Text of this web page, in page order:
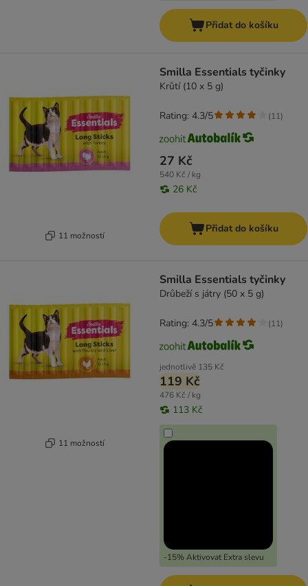
Přidat do košíku
11 možností
Smilla Essentials tyčinky
Krůtí (10 x 5 g)
27 Kč
540 Kč / kg
26 Kč
Rating: 4.3/5 (11)
Přidat do košíku
11 možností
Smilla Essentials tyčinky
Drůbeží s játry (50 x 5 g)
jednotlivě 135 Kč
119 Kč
476 Kč / kg
113 Kč
-15% Aktivovat Extra slevu
Rating: 4.3/5 (11)